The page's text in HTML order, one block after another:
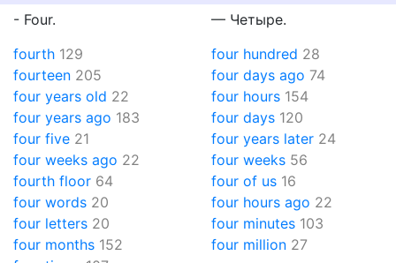
- Four.
— Четыре.
fourth 129
fourteen 205
four years old 22
four years ago 183
four five 21
four weeks ago 22
fourth floor 64
four words 20
four letters 20
four months 152
four hundred 28
four days ago 74
four hours 154
four days 120
four years later 24
four weeks 56
four of us 16
four hours ago 22
four minutes 103
four million 27